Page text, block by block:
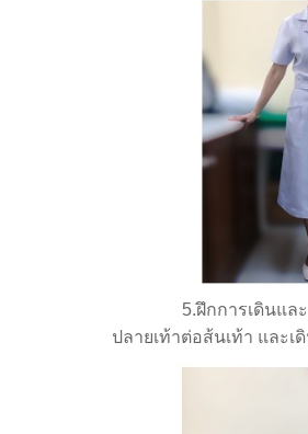
5.ฝึกการเดินและการ
ปลายเท้าต่อส้นเท้า และ